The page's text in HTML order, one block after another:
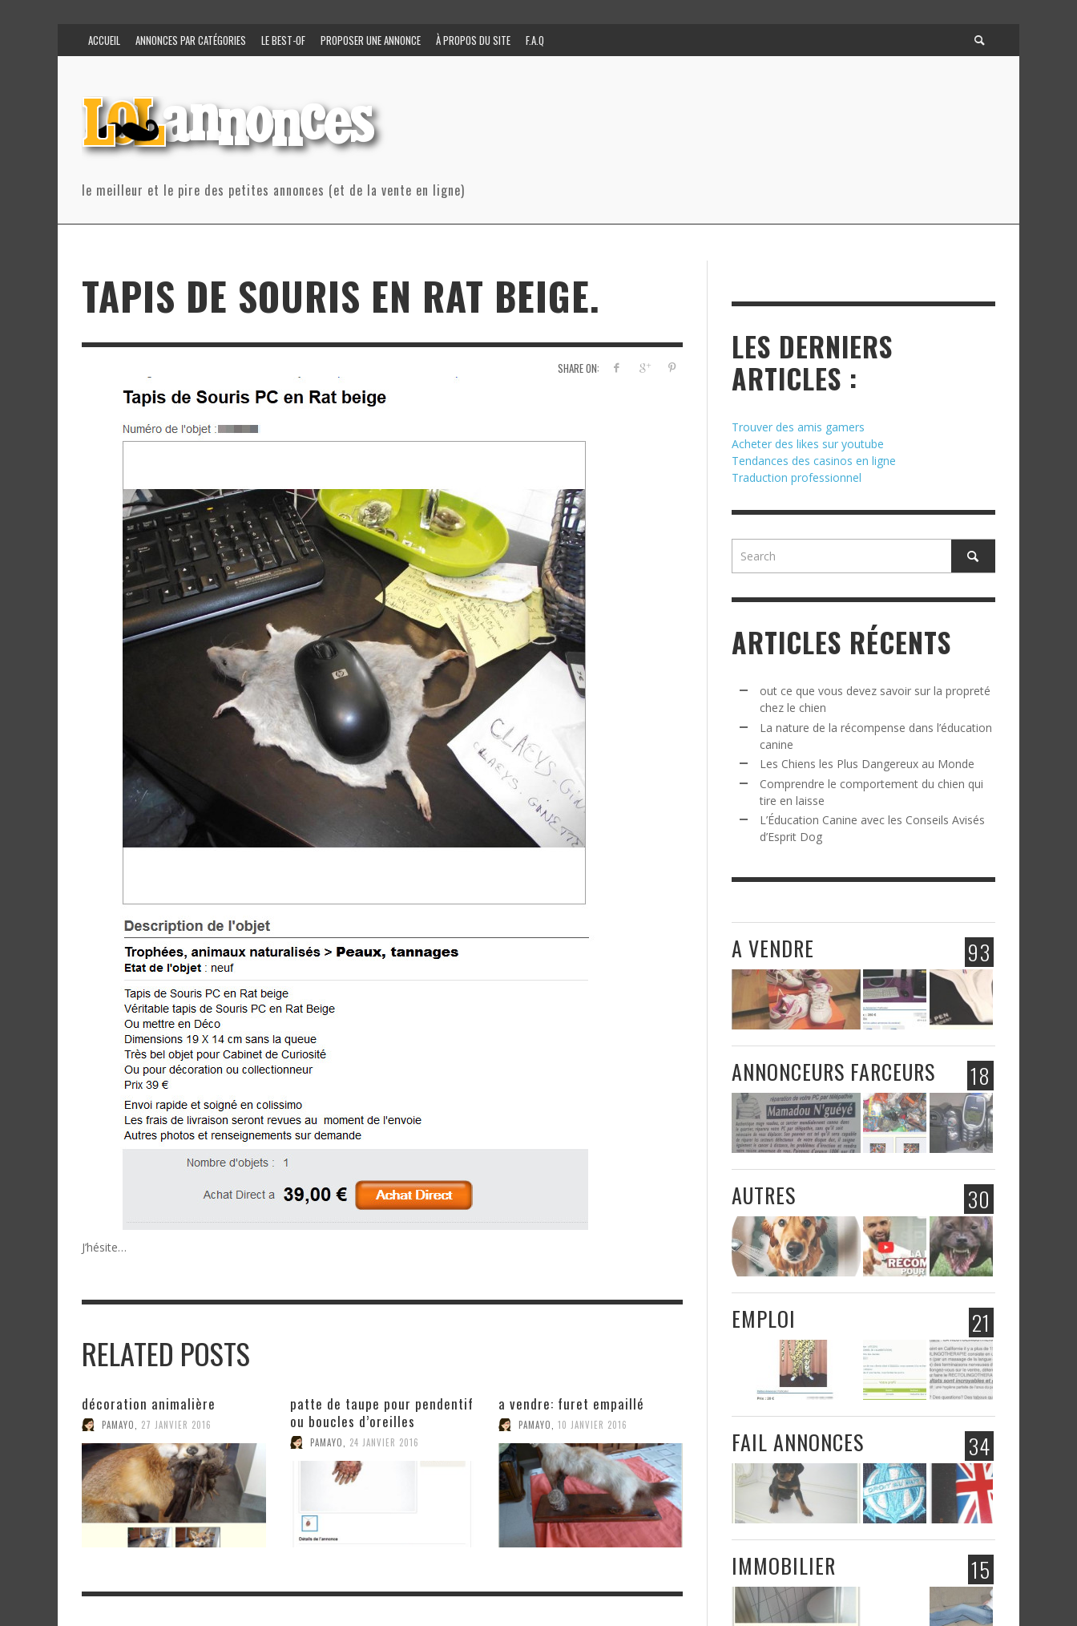
ACCUEIL ANNONCES PAR CATÉGORIES LE BEST-OF PROPOSER UNE ANNONCE À PROPOS DU SITE F.A.Q
le meilleur et le pire des petites annonces (et de la vente en ligne)
TAPIS DE SOURIS EN RAT BEIGE.
SHARE ON:
J’hésite…
RELATED POSTS
décoration animalière
PAMAYO 27 JANVIER 2016
patte de taupe pour pendentif
ou boucles d’oreilles
PAMAYO 24 JANVIER 2016
a vendre: furet empaillé
PAMAYO 10 JANVIER 2016
LES DERNIERS
ARTICLES :
Trouver des amis gamers
Acheter des likes sur youtube
Tendances des casinos en ligne
Traduction professionnel
ARTICLES RÉCENTS
out ce que vous devez savoir sur la propreté
chez le chien
La nature de la récompense dans l’éducation
canine
Les Chiens les Plus Dangereux au Monde
Comprendre le comportement du chien qui
tire en laisse
L’Éducation Canine avec les Conseils Avisés
d’Esprit Dog
93
A VENDRE
18
ANNONCEURS FARCEURS
30
AUTRES
21
EMPLOI
34
FAIL ANNONCES
15
IMMOBILIER